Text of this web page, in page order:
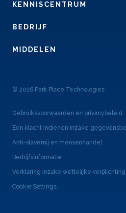
KENNISCENTRUM
BEDRIJF
MIDDELEN
© 2026 Park Place Technologies
Gebruiksvoorwaarden en privacybeleid
Een klacht indienen inzake
Anti-slavernij en mensenhandel
Bedrijfsinformatie
Verklaring inzake wettelijke
Cookie Settings